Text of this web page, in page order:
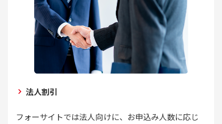
法人割引
フォーサイトでは法人向けに、お申込み人数に応じ